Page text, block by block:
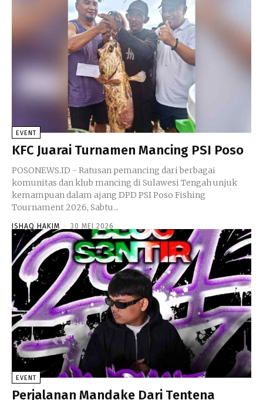
EVENT
KFC Juarai Turnamen Mancing PSI Poso
POSONEWS.ID - Ratusan pemancing dari berbagai
komunitas dan klub mancing di Sulawesi Tengah unjuk
kemampuan dalam ajang DPD PSI Poso Fishing
Tournament 2026, Sabtu...
ISHAQ HAKIM - 30 MEI 2026
EVENT
Perjalanan Mandake Dari Tentena